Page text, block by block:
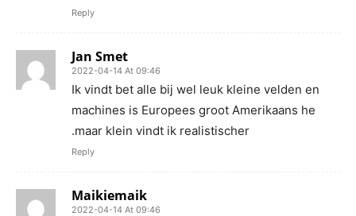
Reply
Jan Smet
2022-04-14 At 09:46
Ik vindt bet alle bij wel leuk kleine velden en
machines is Europees groot Amerikaans he
.maar klein vindt ik realistischer
Reply
Maikiemaik
2022-04-14 At 09:46